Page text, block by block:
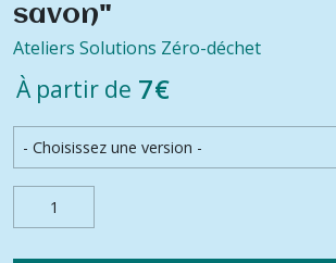
savon"
Ateliers Solutions Zéro-déchet
À partir de 7€